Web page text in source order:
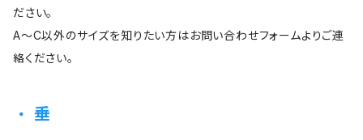
ださい。
A～C以外のサイズを知りたい方はお問い合わせフォームよりご連
絡ください。
垂